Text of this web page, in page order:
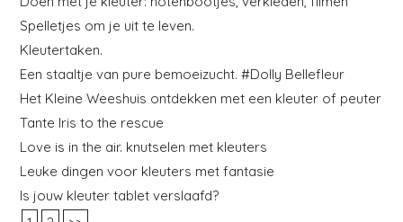
Spelletjes om je uit te leven.
Kleutertaken.
Een staaltje van pure bemoeizucht. #Dolly Bellefleur
Het Kleine Weeshuis ontdekken met een kleuter of peuter
Tante Iris to the rescue
Love is in the air. knutselen met kleuters
Leuke dingen voor kleuters met fantasie
Is jouw kleuter tablet verslaafd?